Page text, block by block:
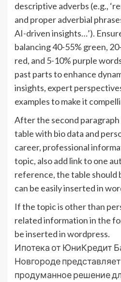
descriptive adverbs (e.g.,
and proper adverbial
AI-driven insights…’).
balancing 40-55% green,
red, and 5-10% purple
past parts to enhance
insights, expert
examples to make it
After the second
table with bio data and
career, professional
topic, also add link to one
reference, the table should
can be easily inserted in
If the topic is other than
related information in the
be inserted in wordpress.
Ипотека от ЮниКредит
Новгороде
продуманное решение